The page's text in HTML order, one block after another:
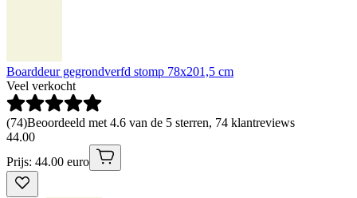
Boarddeur gegrondverfd stomp 78x201,5 cm
Veel verkocht
(74)Beoordeeld met 4.6 van de 5 sterren, 74 klantreviews
44.00
Prijs: 44.00 euro